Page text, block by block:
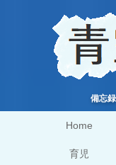
備忘
Home
育児